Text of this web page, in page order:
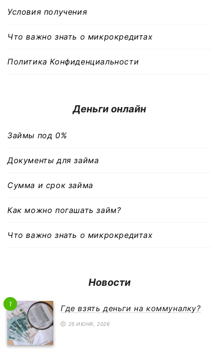
Условия получения
Что важно знать о микрокредитах
Политика Конфиденциальности
Деньги онлайн
Займы под 0%
Документы для займа
Сумма и срок займа
Как можно погашать займ?
Что важно знать о микрокредитах
Новости
1 Где взять деньги на коммуналку?
25 ИЮНЯ, 2026